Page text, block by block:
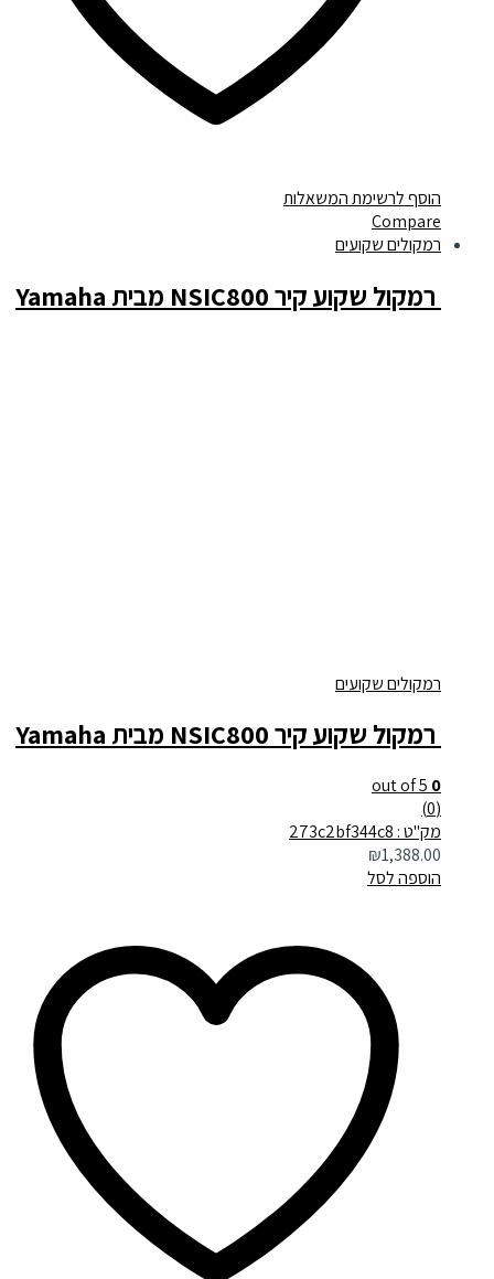
הוסף לרשימת המשאלות
Compare
רמקולים שקועים
‏ רמקול שקוע קיר NSIC800 מבית Yamaha
רמקולים שקועים
‏ רמקול שקוע קיר NSIC800 מבית Yamaha
0
out of 5
מק"ט : 273c2bf344c8
₪1,388.00
הוספה לסל